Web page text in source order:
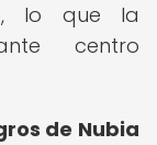
lo que la
centro
de Nubia